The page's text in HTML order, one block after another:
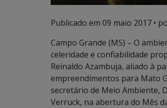
Publicado em 09 maio 2017 •
Campo Grande (MS) – O
celeridade e confiabilidade
Reinaldo Azambuja, aliado à
empreendimentos para Mato
secretário de Meio Ambiente,
Verruck, na abertura do Mês